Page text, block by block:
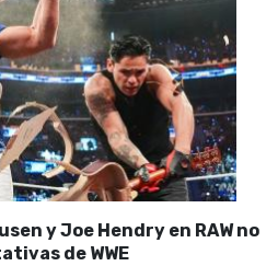
y Joe Hendry en RAW no
de WWE